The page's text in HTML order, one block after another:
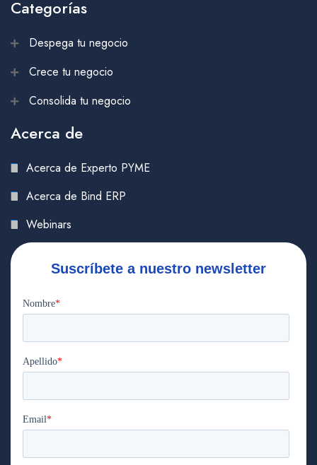
Categorías
Despega tu negocio
Crece tu negocio
Consolida tu negocio
Acerca de
Acerca de Experto PYME
Acerca de Bind ERP
Webinars
Suscríbete a nuestro newsletter